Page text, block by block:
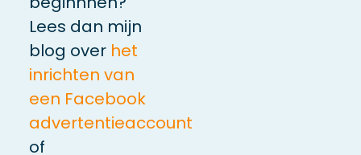
Lees dan mijn
blog over het
inrichten van
een Facebook
advertentieaccount
of